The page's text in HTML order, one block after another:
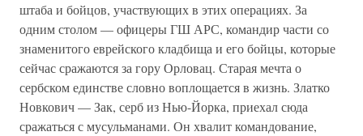
штаба и бойцов, участвующих в этих операциях. За
одним столом — офицеры ГШ АРС, командир части со
знаменитого еврейского кладбища и его бойцы, которые
сейчас сражаются за гору Орловац. Старая мечта о
сербском единстве словно воплощается в жизнь. Златко
Новкович — Зак, серб из Нью-Йорка, приехал сюда
сражаться с мусульманами. Он хвалит командование,